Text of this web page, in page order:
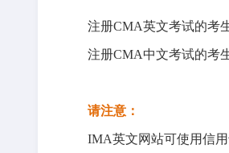
注册CMA英文考试的考
注册CMA中文考试的考
请注意：
IMA英文网站可使用信